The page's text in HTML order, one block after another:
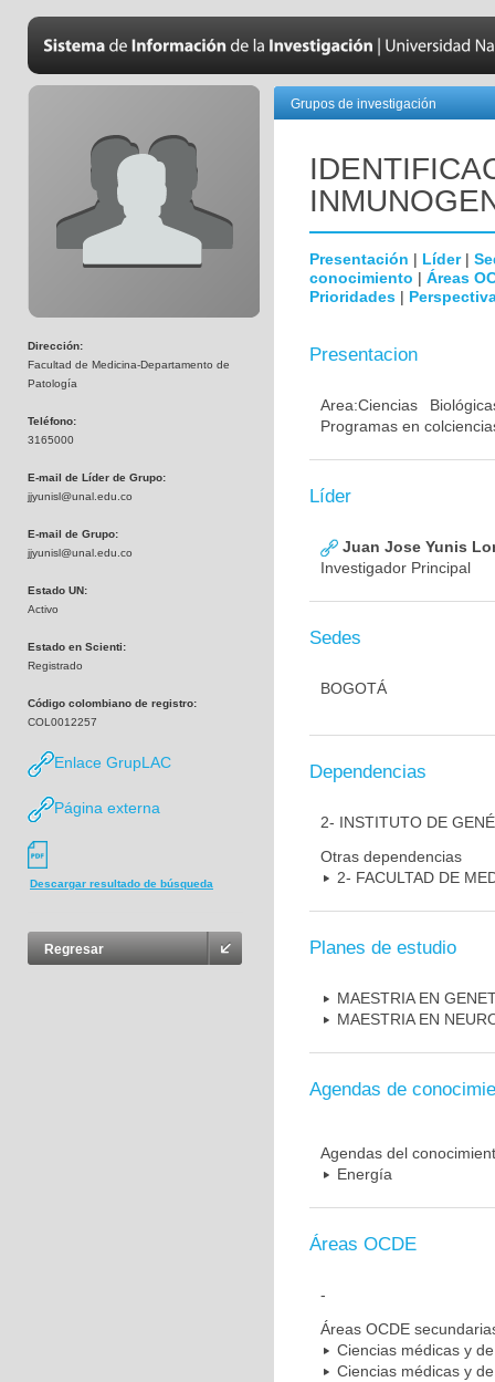
Dirección:
Facultad de Medicina-Departamento de
Patología
Teléfono:
3165000
E-mail de Líder de Grupo:
jjyunisl@unal.edu.co
E-mail de Grupo:
jjyunisl@unal.edu.co
Estado UN:
Activo
Estado en Scienti:
Registrado
Código colombiano de registro:
COL0012257
Enlace GrupLAC
Página externa
Descargar resultado de búsqueda
Regresar
Grupos de investigación
Presentación | Líder|
conocimiento | Áreas
Prioridades |
Presentacion
Area:Ciencias
Programas en
Líder
Juan Jose Yunis
Investigador Principal
Sedes
BOGOTÁ
Dependencias
2- INSTITUTO DE
Otras dependencias
2- FACULTAD DE
Planes de estudio
MAESTRIA EN
MAESTRIA EN
Agendas de
Agendas del
Energía
Áreas OCDE
-
Áreas OCDE
Ciencias médicas y
Ciencias médicas y